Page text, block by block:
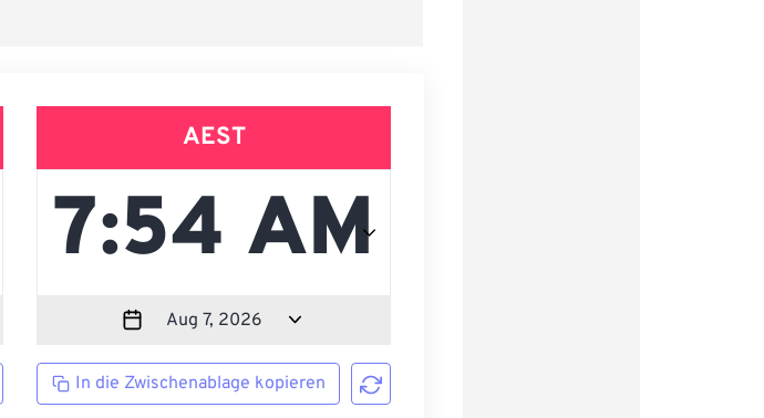
AEST
In die Zwischenablage kopieren